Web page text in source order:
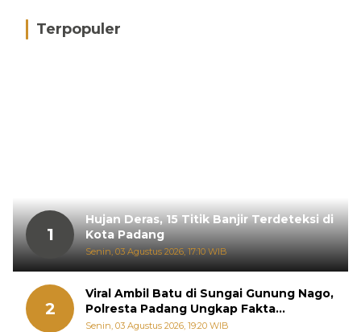
Terpopuler
1
Hujan Deras, 15 Titik Banjir Terdeteksi di
Kota Padang
Senin, 03 Agustus 2026, 17:10 WIB
2
Viral Ambil Batu di Sungai Gunung Nago,
Polresta Padang Ungkap Fakta
Sebenarnya
Senin, 03 Agustus 2026, 19:20 WIB